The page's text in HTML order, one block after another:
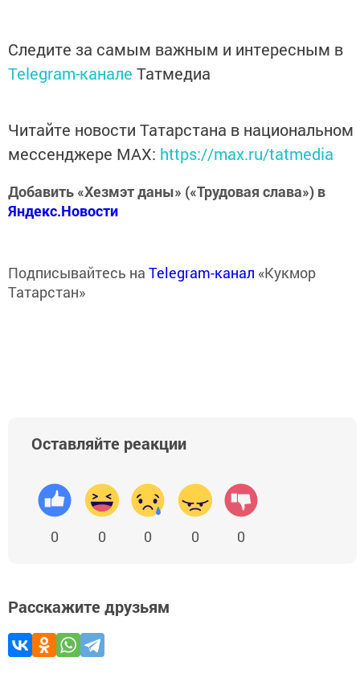
Следите за самым важным и интересным в
Telegram-канале Татмедиа
Читайте новости Татарстана в национальном
мессенджере MАХ: https://max.ru/tatmedia
Добавить «Хезмэт даны» («Трудовая слава») в
Яндекс.Новости
Подписывайтесь на Telegram-канал «Кукмор
Татарстан»
Оставляйте реакции
0 0 0 0 0
Расскажите друзьям